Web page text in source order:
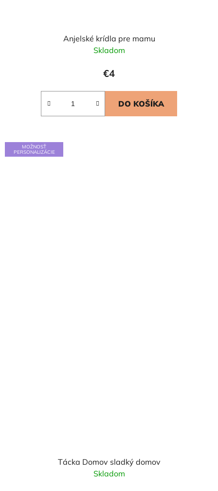
Anjelské krídla pre mamu
Skladom
€4
DO KOŠÍKA
MOŽNOSŤ
PERSONALIZÁCIE
Tácka Domov sladký domov
Skladom